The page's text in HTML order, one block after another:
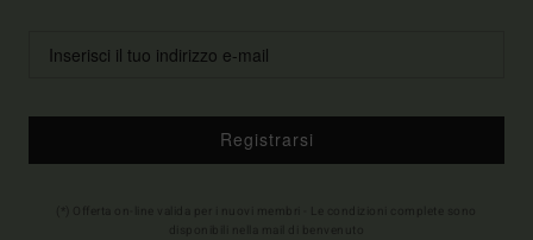
Registrarsi